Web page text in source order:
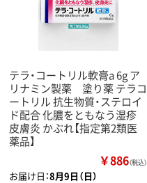
テラ・コートリル軟膏a 6g ア
リナミン製薬 塗り薬 テラコ
ートリル 抗生物質・ステロイ
ド配合 化膿をともなう湿疹
皮膚炎 かぶれ【指定第2類医
薬品】
￥886（税込）
お届け日：8月9日（日）